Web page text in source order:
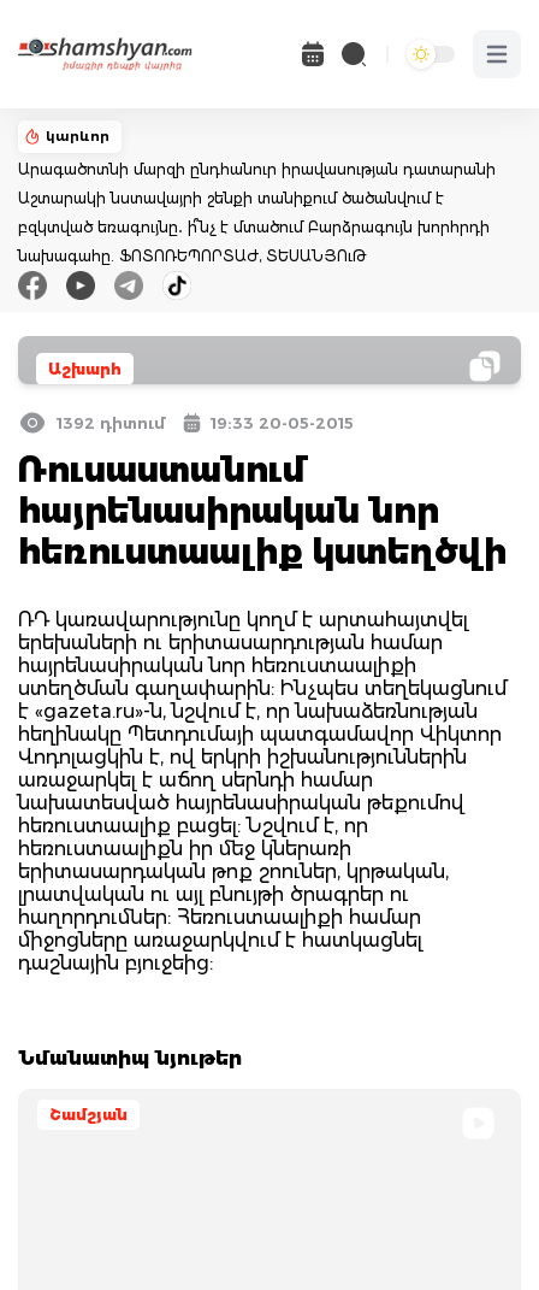
Open
կարևոր
Արագածոտնի մարզի ընդհանուր իրավասության դատարանի
Աշտարակի նստավայրի շենքի տանիքում ծածանվում է
բզկտված եռագույնը․ ի՞նչ է մտածում Բարձրագույն խորհրդի
նախագահը. ՖՈՏՈՌԵՊՈՐՏԱԺ, ՏԵՍԱՆՅՈւԹ
Աշխարհ
1392 դիտում 19:33 20-05-2015
Ռուսաստանում
հայրենասիրական նոր
հեռուստաալիք կստեղծվի
ՌԴ կառավարությունը կողմ է արտահայտվել
երեխաների ու երիտասարդության համար
հայրենասիրական նոր հեռուստաալիքի
ստեղծման գաղափարին: Ինչպես տեղեկացնում
է «gazeta.ru»-ն, նշվում է, որ նախաձեռնության
հեղինակը Պետդումայի պատգամավոր Վիկտոր
Վոդոլացկին է, ով երկրի իշխանություններին
առաջարկել է աճող սերնդի համար
նախատեսված հայրենասիրական թեքումով
հեռուստաալիք բացել: Նշվում է, որ
հեռուստաալիքն իր մեջ կներառի
երիտասարդական թոք շոուներ, կրթական,
լրատվական ու այլ բնույթի ծրագրեր ու
հաղորդումներ: Հեռուստաալիքի համար
միջոցները առաջարկվում է հատկացնել
դաշնային բյուջեից:
Նմանատիպ նյութեր
Շամշյան